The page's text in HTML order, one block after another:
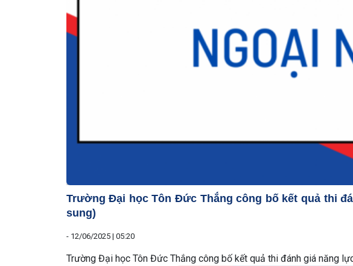
Trường Đại học Tôn Đức Thắng công bố kết quả thi
sung)
- 12/06/2025 | 05:20
Trường Đại học Tôn Đức Thắng công bố kết quả thi đánh giá năng